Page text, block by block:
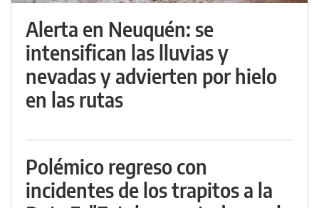
Alerta en Neuquén: se
intensifican las lluvias y
nevadas y advierten por hielo
en las rutas
Polémico regreso con
incidentes de los trapitos a la